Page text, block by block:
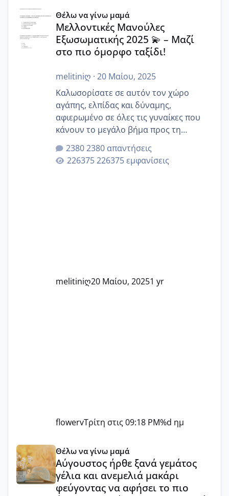
Μελλοντικές Μανούλες Εξωσωματικής 2025 💫 – Μαζί
Θέλω να γίνω μαμά
Μελλοντικές Μανούλες
Εξωσωματικής 2025 💫 – Μαζί
στο πιο όμορφο ταξίδι!
melitiniღ · 20 Μαίου, 2025
Καλωσορίσατε σε αυτόν τον χώρο
αγάπης, ελπίδας και δύναμης,
αφιερωμένο σε όλες τις γυναίκες που
κάνουν το μεγάλο βήμα προς τη
μητρότητα μέσω εξωσωματικής το 2025.
Εδώ θα μοιραστούμε αγωνίες, χαρές,
εμπειρίες και κάθε μικρή ή μεγάλη
2380 απαντήσεις
226375 εμφανίσεις
melitiniღ20 Μαίου, 20251 yr
flowervΤρίτη στις 09:18 PM%d ημ
Αύγουστος ήρθε ξανά γεμάτος γέλια και ανεμελιά
Θέλω να γίνω μαμά
Αύγουστος ήρθε ξανά γεμάτος
γέλια και ανεμελιά μακάρι
φεύγοντας να αφήσει το πιο